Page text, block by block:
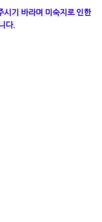
기 바라며 미숙지로 인한
다.